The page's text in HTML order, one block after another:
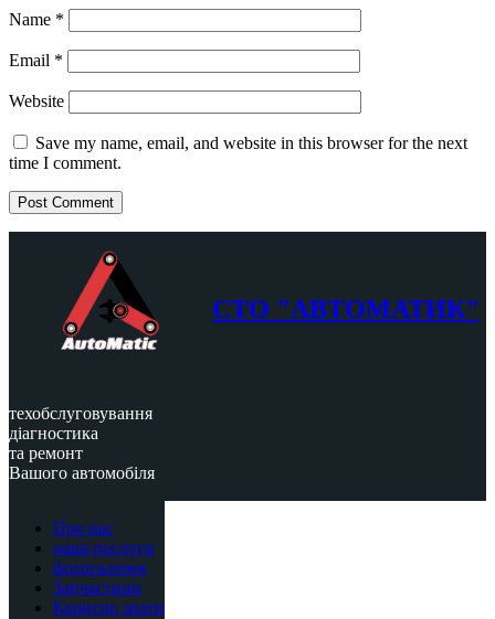
Name *
Email *
Website
Save my name, email, and website in this browser for the next
time I comment.
СТО "АВТОМАТИК"
техобслуговування
діагностика
та ремонт
Вашого автомобіля
Про нас
наші послуги
фотогалерея
Запчастини
Корисно знати